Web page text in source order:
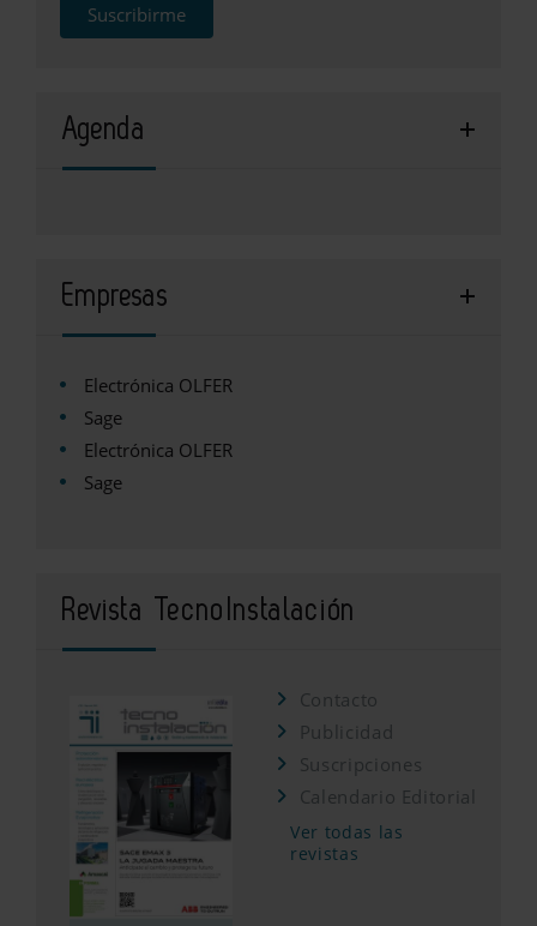
Suscribirme
Agenda
Empresas
Electrónica OLFER
Sage
Electrónica OLFER
Sage
Revista TecnoInstalación
Contacto
Publicidad
Suscripciones
Calendario Editorial
Ver todas las
revistas